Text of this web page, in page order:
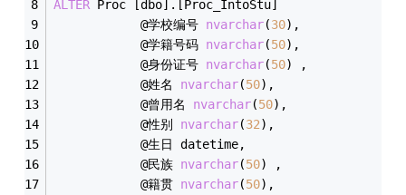
ALTER Proc [dbo].[Proc_IntoStu]
			@学校编号
nvarchar(30),
			@学籍号码
nvarchar(50),
			@身份证号
nvarchar(50) ,
			@姓名
nvarchar(50),
			@曾用名
nvarchar(50),
			@性别
nvarchar(32),
			@生日 datetime,
			@民族
nvarchar(50) ,
			@籍贯
nvarchar(50),